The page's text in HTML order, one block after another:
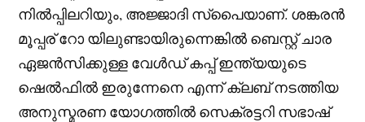
നിൽപ്പിലറിയും, അജ്ജാദി സ്‌പൈയാണ്. ശങ്കരൻ
മൂപ്പര് റോ യിലുണ്ടായിരുന്നെങ്കിൽ ബെസ്റ്റ് ചാര
ഏജൻസിക്കുള്ള വേൾഡ് കപ്പ് ഇന്ത്യയുടെ
ഷെൽഫിൽ ഇരുന്നേനെ എന്ന് ക്ലബ് നടത്തിയ
അനുസ്മരണ യോഗത്തിൽ സെക്രട്ടറി സഭാഷ്